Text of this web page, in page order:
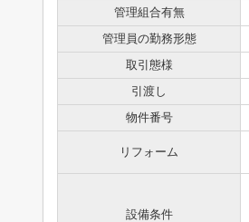
管理組合有無
管理員の勤務形態
取引態様
引渡し
物件番号
リフォーム
設備条件